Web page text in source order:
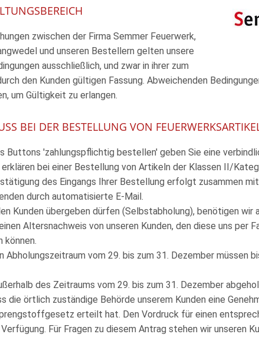
zwischen der Firma Semmer Feuerwerk,
und unseren Bestellern gelten unsere
ausschließlich, und zwar in ihrer zum
den Kunden gültigen Fassung. Abweichenden
um Gültigkeit zu erlangen.
BEI DER BESTELLUNG VON
Buttons 'zahlungspflichtig bestellen' geben Sie eine
bei einer Bestellung von Artikeln der Klassen II/
des Eingangs Ihrer Bestellung erfolgt zusammen
durch automatisierte E-Mail.
Kunden übergeben dürfen (Selbstabholung), benötigen
Altersnachweis von unseren Kunden, den diese uns per
können.
Abholungszeitraum vom 29. bis zum 31. Dezember müssen
des Zeitraums vom 29. bis zum 31. Dezember
die örtlich zuständige Behörde unserem Kunden eine
erteilt hat. Den Vordruck für einen
Verfügung. Für Fragen zu diesem Antrag stehen wir unseren